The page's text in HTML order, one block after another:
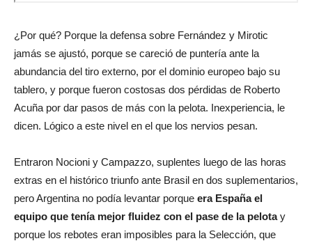
¿Por qué? Porque la defensa sobre Fernández y Mirotic
jamás se ajustó, porque se careció de puntería ante la
abundancia del tiro externo, por el dominio europeo bajo su
tablero, y porque fueron costosas dos pérdidas de Roberto
Acuña por dar pasos de más con la pelota. Inexperiencia, le
dicen. Lógico a este nivel en el que los nervios pesan.
Entraron Nocioni y Campazzo, suplentes luego de las horas
extras en el histórico triunfo ante Brasil en dos suplementarios,
pero Argentina no podía levantar porque era España el
equipo que tenía mejor fluidez con el pase de la pelotay
porque los rebotes eran imposibles para la Selección, que